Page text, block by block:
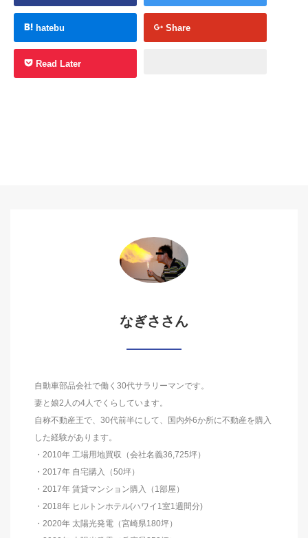
み
中…
hatebu Share
Read Later
なぎささん
自動車部品会社で働く30代サラリーマンです。
妻と娘2人の4人でくらしています。
自称不動産王で、30代前半にして、国内外6か所に不動産を購入
した経験があります。
・2010年 工場用地買収（会社名義36,725坪）
・2017年 自宅購入（50坪）
・2017年 賃貸マンション購入（1部屋）
・2018年 ヒルトンホテル(ハワイ1室1週間分)
・2020年 太陽光発電（宮崎県180坪）